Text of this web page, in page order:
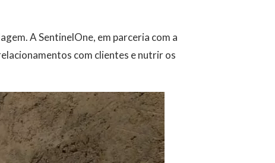
A SentinelOne, em parceria com a
com clientes e nutrir os